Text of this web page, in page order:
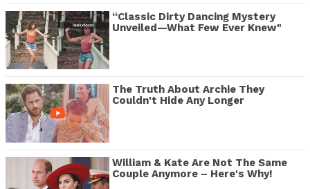
“Classic Dirty Dancing Mystery
Unveiled—What Few Ever Knew"
The Truth About Archie They
Couldn't Hide Any Longer
William & Kate Are Not The Same
Couple Anymore – Here's Why!